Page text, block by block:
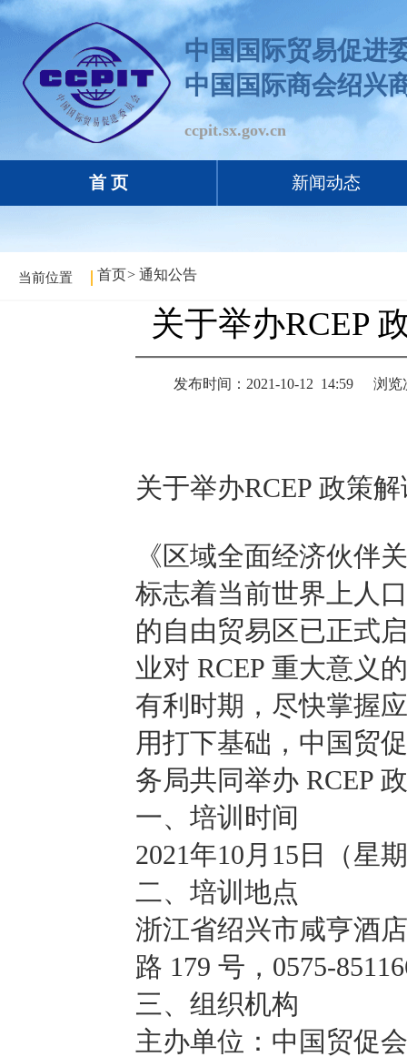
中国国际贸易促进
中国国际商会绍兴
ccpit.sx.gov.cn
首 页 新闻动态
当前位置 首页> 通知公告
关于举办RCEP
发布时间：2021-10-12 14:59 浏览
关于举办RCEP 政策
《区域全面经济伙伴
标志着当前世界上人
的自由贸易区已正式
业对 RCEP 重大意义
有利时期，尽快掌握
用打下基础，中国贸
务局共同举办 RCEP
一、培训时间
2021年10月15日（星
二、培训地点
浙江省绍兴市咸亨酒
路 179 号，0575-
三、组织机构
主办单位：中国贸促